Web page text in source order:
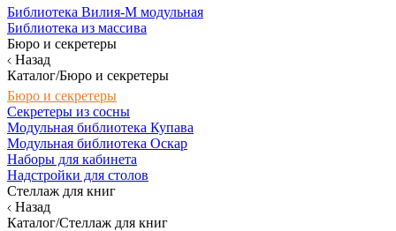
Библиотека Вилия-М модульная
Библиотека из массива
Бюро и секретеры
Назад
Каталог/Бюро и секретеры
Бюро и секретеры
Секретеры из сосны
Модульная библиотека Купава
Модульная библиотека Оскар
Наборы для кабинета
Надстройки для столов
Стеллаж для книг
Назад
Каталог/Стеллаж для книг